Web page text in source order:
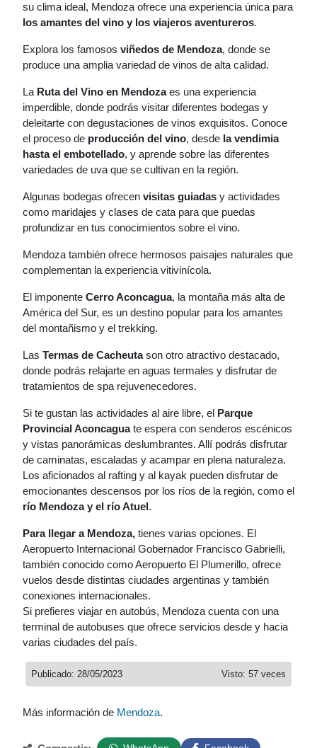
su clima ideal, Mendoza ofrece una experiencia única para
los amantes del vino y los viajeros aventureros.
Explora los famosos viñedos de Mendoza, donde se
produce una amplia variedad de vinos de alta calidad.
La Ruta del Vino en Mendozaes una experiencia
imperdible, donde podrás visitar diferentes bodegas y
deleitarte con degustaciones de vinos exquisitos. Conoce
el proceso de producción del vino, desde la vendimia
hasta el embotellado, y aprende sobre las diferentes
variedades de uva que se cultivan en la región.
Algunas bodegas ofrecen visitas guiadas y actividades
como maridajes y clases de cata para que puedas
profundizar en tus conocimientos sobre el vino.
Mendoza también ofrece hermosos paisajes naturales que
complementan la experiencia vitivinícola.
El imponente Cerro Aconcagua, la montaña más alta de
América del Sur, es un destino popular para los amantes
del montañismo y el trekking.
Las Termas de Cacheutason otro atractivo destacado,
donde podrás relajarte en aguas termales y disfrutar de
tratamientos de spa rejuvenecedores.
Si te gustan las actividades al aire libre, el Parque
Provincial Aconcaguate espera con senderos escénicos
y vistas panorámicas deslumbrantes. Allí podrás disfrutar
de caminatas, escaladas y acampar en plena naturaleza.
Los aficionados al rafting y al kayak pueden disfrutar de
emocionantes descensos por los ríos de la región, como el
río Mendoza y el río Atuel.
Para llegar a Mendoza, tienes varias opciones. El
Aeropuerto Internacional Gobernador Francisco Gabrielli,
también conocido como Aeropuerto El Plumerillo, ofrece
vuelos desde distintas ciudades argentinas y también
conexiones internacionales.
Si prefieres viajar en autobús, Mendoza cuenta con una
terminal de autobuses que ofrece servicios desde y hacia
varias ciudades del país.
Visto: 57 veces
Publicado: 28/05/2023
Más información de Mendoza.